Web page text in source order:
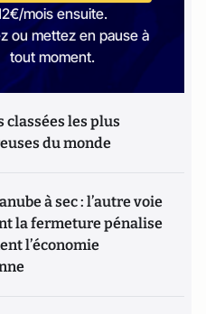
mois ensuite.
ou mettez en pause à
tout moment.
classées les plus
du monde
à sec : l’autre voie
la fermeture pénalise
l’économie